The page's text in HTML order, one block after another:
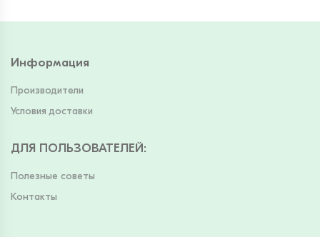
Информация
Производители
Условия доставки
ДЛЯ ПОЛЬЗОВАТЕЛЕЙ :
Полезные советы
Контакты